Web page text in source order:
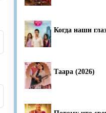
Когда наши
Таара (2026)